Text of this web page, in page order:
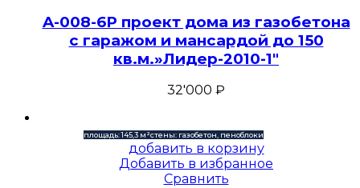
A-008-6P проект дома из газобетона
с гаражом и мансардой до 150
кв.м.»Лидер-2010-1″
32'000 ₽
площадь: 145,3 м²стены: газобетон, пеноблоки
добавить в корзину
Добавить в избранное
Сравнить